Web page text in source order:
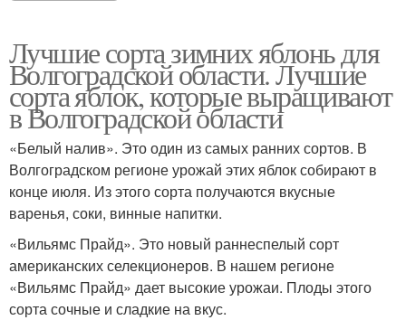
Лучшие сорта зимних яблонь для
Волгоградской области. Лучшие
сорта яблок, которые выращивают
в Волгоградской области
«Белый налив». Это один из самых ранних сортов. В
Волгоградском регионе урожай этих яблок собирают в
конце июля. Из этого сорта получаются вкусные
варенья, соки, винные напитки.
«Вильямс Прайд». Это новый раннеспелый сорт
американских селекционеров. В нашем регионе
«Вильямс Прайд» дает высокие урожаи. Плоды этого
сорта сочные и сладкие на вкус.